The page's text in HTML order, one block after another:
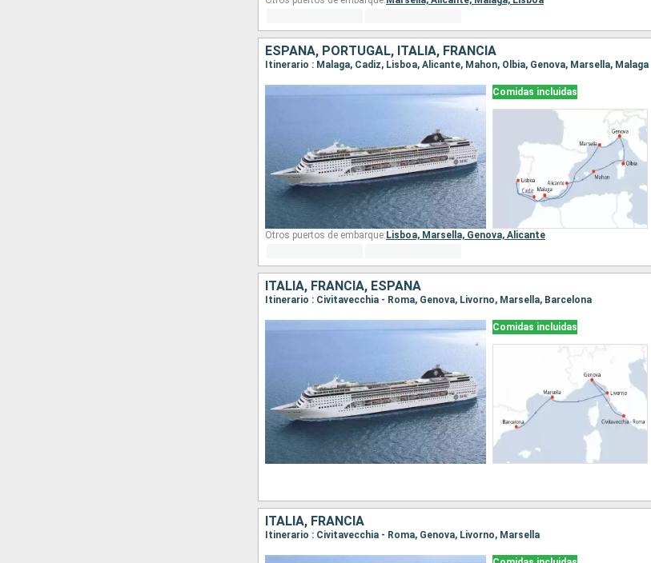
ESPAÑA, PORTUGAL, ITALIA, FRANCIA
Itinerario : Malaga, Cadiz, Lisboa, Alicante, Mahon, Olbia, Genova, Marsella, Malaga
Comidas incluidas
Otros puertos de embarque: Lisboa, Marsella, Genova, Alicante
ITALIA, FRANCIA, ESPAÑA
Itinerario : Civitavecchia - Roma, Genova, Livorno, Marsella, Barcelona
Comidas incluidas
ITALIA, FRANCIA
Itinerario : Civitavecchia - Roma, Genova, Livorno, Marsella